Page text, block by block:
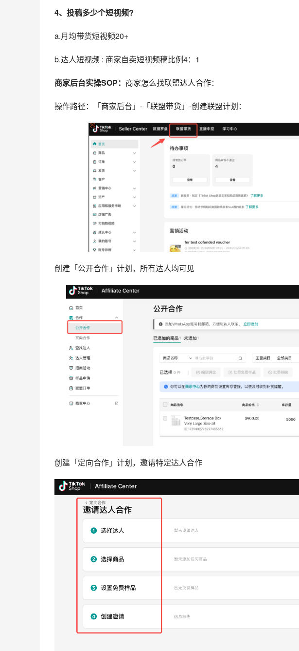
4、投稿多少个短视频?
a.月均带货短视频20+
b.达人短视频 : 商家自卖短视频稿比例4：1
商家后台实操SOP： 商家怎么找联盟达人合作：
操作路径：「商家后台」-「联盟带货」-创建联盟计划：
创建「公开合作」计划，所有达人均可见
创建「定向合作」计划，邀请特定达人合作